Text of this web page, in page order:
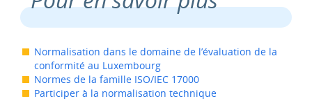
Normalisation dans le domaine de l’évaluation de la
conformité au Luxembourg
Normes de la famille ISO/IEC 17000
Participer à la normalisation technique